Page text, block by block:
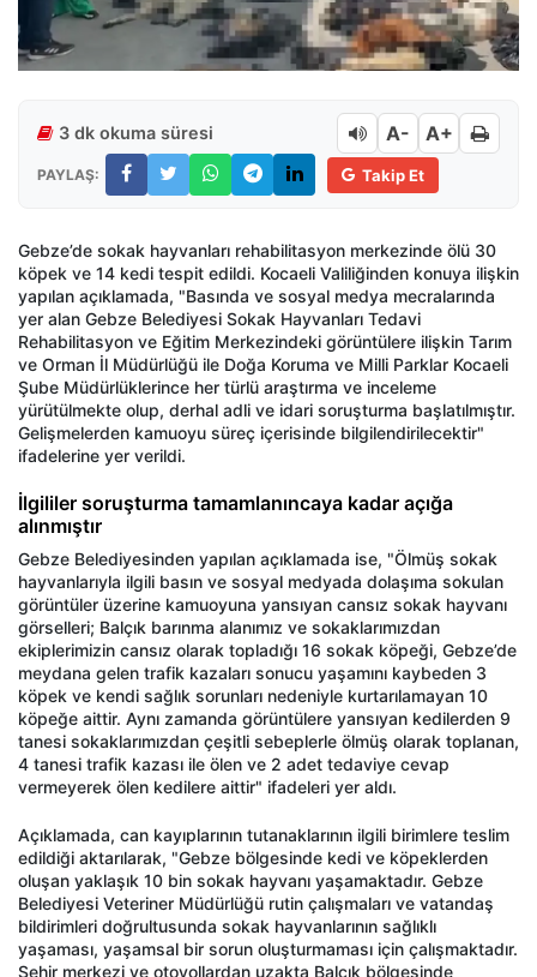
3 dk okuma süresi A- A+
PAYLAŞ: Takip Et
Gebze’de sokak hayvanları rehabilitasyon merkezinde ölü 30
köpek ve 14 kedi tespit edildi. Kocaeli Valiliğinden konuya ilişkin
yapılan açıklamada, "Basında ve sosyal medya mecralarında
yer alan Gebze Belediyesi Sokak Hayvanları Tedavi
Rehabilitasyon ve Eğitim Merkezindeki görüntülere ilişkin Tarım
ve Orman İl Müdürlüğü ile Doğa Koruma ve Milli Parklar Kocaeli
Şube Müdürlüklerince her türlü araştırma ve inceleme
yürütülmekte olup, derhal adli ve idari soruşturma başlatılmıştır.
Gelişmelerden kamuoyu süreç içerisinde bilgilendirilecektir"
ifadelerine yer verildi.
İlgililer soruşturma tamamlanıncaya kadar açığa
alınmıştır
Gebze Belediyesinden yapılan açıklamada ise, "Ölmüş sokak
hayvanlarıyla ilgili basın ve sosyal medyada dolaşıma sokulan
görüntüler üzerine kamuoyuna yansıyan cansız sokak hayvanı
görselleri; Balçık barınma alanımız ve sokaklarımızdan
ekiplerimizin cansız olarak topladığı 16 sokak köpeği, Gebze’de
meydana gelen trafik kazaları sonucu yaşamını kaybeden 3
köpek ve kendi sağlık sorunları nedeniyle kurtarılamayan 10
köpeğe aittir. Aynı zamanda görüntülere yansıyan kedilerden 9
tanesi sokaklarımızdan çeşitli sebeplerle ölmüş olarak toplanan,
4 tanesi trafik kazası ile ölen ve 2 adet tedaviye cevap
vermeyerek ölen kedilere aittir" ifadeleri yer aldı.
Açıklamada, can kayıplarının tutanaklarının ilgili birimlere teslim
edildiği aktarılarak, "Gebze bölgesinde kedi ve köpeklerden
oluşan yaklaşık 10 bin sokak hayvanı yaşamaktadır. Gebze
Belediyesi Veteriner Müdürlüğü rutin çalışmaları ve vatandaş
bildirimleri doğrultusunda sokak hayvanlarının sağlıklı
yaşaması, yaşamsal bir sorun oluşturmaması için çalışmaktadır.
Şehir merkezi ve otoyollardan uzakta Balçık bölgesinde